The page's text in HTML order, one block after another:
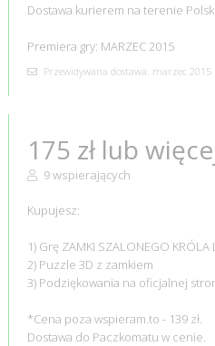
Dostawa kurierem na terenie
Premiera gry: MARZEC 2015
Przewidywana dostawa: marzec 2015
175 zł lub
9 wspierających
Kupujesz:
1) Grę ZAMKI SZALONEGO KRÓLA
2) Puzzle 3D z zamkiem
3) Podziękowania na oficjalnej
*Cena poza wspieram.to - 139 zł.
Dostawa do Paczkomatu w cenie.